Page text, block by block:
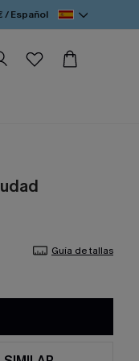
/ Español
Guía de tallas